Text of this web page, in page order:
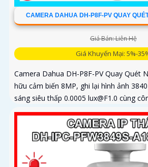
CAMERA DAHUA DH-P8F-PV QUAY
Giá Bán: Liên Hệ
Giá Khuyến Mại: 5%-
Camera Dahua DH-P8F-PV Quay Quét
hữu cảm biến 8MP, ghi lại hình ảnh
sáng siêu thấp 0.0005 lux@F1.0 cùng
cảm biến lớn...